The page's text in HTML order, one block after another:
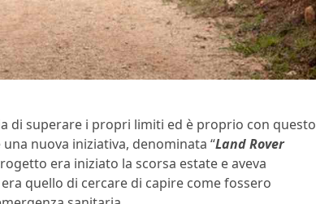
di superare i propri limiti ed è proprio con questo
nuova iniziativa, denominata “Land Rover
era iniziato la scorsa estate e aveva
quello di cercare di capire come fossero